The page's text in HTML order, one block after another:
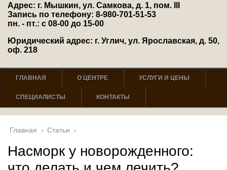
Адрес: г. Мышкин, ул. Самкова, д. 1, пом. III
Запись по телефону: 8-980-701-51-53
пн. - пт.: с 08-00 до 15-00
Юридический адрес: г. Углич, ул. Ярославская, д. 50,
оф. 218
ГЛАВНАЯ О ЦЕНТРЕ УСЛУГИ И ЦЕНЫ
СПЕЦИАЛИСТЫ КОНТАКТЫ
Главная › Статьи ›
Насморк у новорожденного: